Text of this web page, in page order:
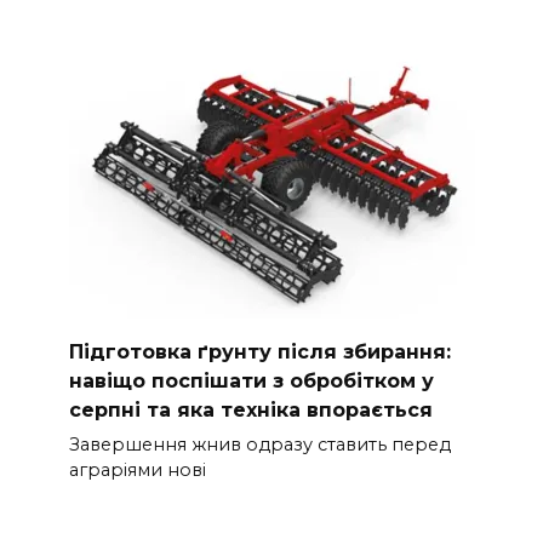
Підготовка ґрунту після збирання:
навіщо поспішати з обробітком у
серпні та яка техніка впорається
Завершення жнив одразу ставить перед
аграріями нові